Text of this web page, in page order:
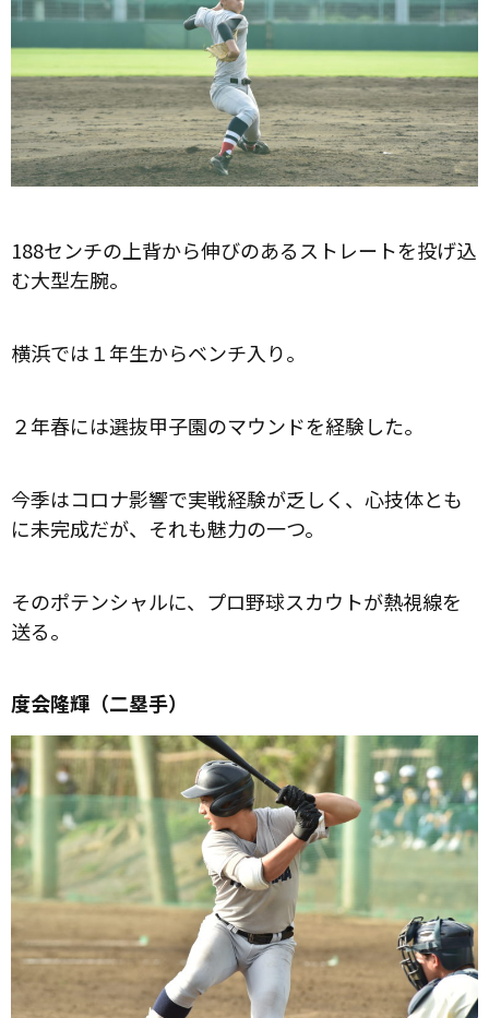
188センチの上背から伸びのあるストレートを投げ込
む大型左腕。
横浜では１年生からベンチ入り。
２年春には選抜甲子園のマウンドを経験した。
今季はコロナ影響で実戦経験が乏しく、心技体とも
に未完成だが、それも魅力の一つ。
そのポテンシャルに、プロ野球スカウトが熱視線を
送る。
度会隆輝（二塁手）